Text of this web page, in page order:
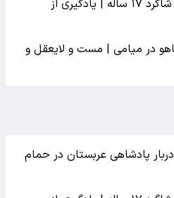
رسوایی جنسی معلم زن با شاگرد ۱۷ ساله | یادگیری از
در میامی | مست و لایعقل و
پادشاهی عربستان در حمام